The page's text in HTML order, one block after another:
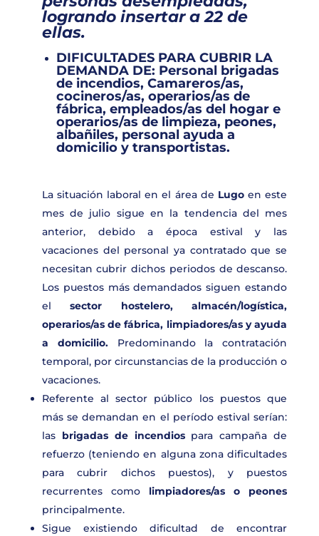
logrando insertar a22 de
ellas.
DIFICULTADES PARA CUBRIR LA
DEMANDA DE: Personal brigadas
de incendios, Camareros/as,
cocineros/as, operarios/as de
fábrica, empleados/as del hogar e
operarios/as de limpieza, peones,
albañiles, personal ayuda a
domicilio y transportistas.
La situación laboral en el área de Lugoen este
mes de julio sigue en la tendencia del mes
anterior, debido a época estival y las
vacaciones del personal ya contratado que se
necesitan cubrir dichos periodos de descanso.
Los puestos más demandados siguen estando
elsector hostelero, almacén/logística,
operarios/as de fábrica, limpiadores/as y ayuda
a domicilio.Predominando la contratación
temporal, por circunstancias de la producción o
vacaciones.
Referente al sector público los puestos que
más se demandan en el período estival serían:
las brigadas de incendiospara campaña de
refuerzo (teniendo en alguna zona dificultades
para cubrir dichos puestos), y puestos
recurrentes como limpiadores/as o peones
principalmente.
Sigue existiendo dificultad de encontrar